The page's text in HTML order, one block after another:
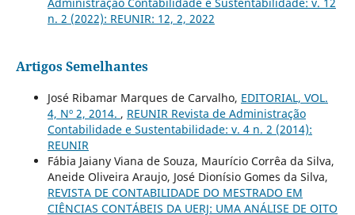
n. 2 (2022): REUNIR: 12, 2, 2022
Artigos Semelhantes
José Ribamar Marques de Carvalho, EDITORIAL, VOL.
4, Nº 2, 2014. , REUNIR Revista de Administração
Contabilidade e Sustentabilidade: v. 4 n. 2 (2014):
REUNIR
Fábia Jaiany Viana de Souza, Maurício Corrêa da Silva,
Aneide Oliveira Araujo, José Dionísio Gomes da Silva,
REVISTA DE CONTABILIDADE DO MESTRADO EM
CIÊNCIAS CONTÁBEIS DA UERJ: UMA ANÁLISE DE OITO